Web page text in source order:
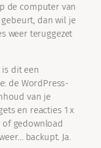
de computer van
dan wil je
weer teruggezet
is dit een
de WordPress-
van je
en reacties 1 x
of gedownload
backupt. Ja.